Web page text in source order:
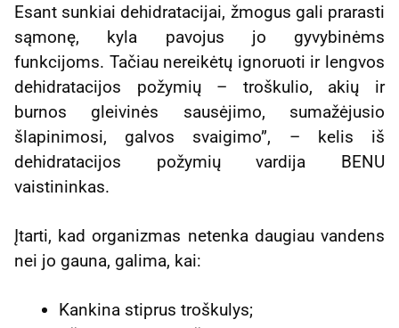
Esant sunkiai dehidratacijai, žmogus gali prarasti
sąmonę, kyla pavojus jo gyvybinėms
funkcijoms. Tačiau nereikėtų ignoruoti ir lengvos
dehidratacijos požymių – troškulio, akių ir
burnos gleivinės sausėjimo, sumažėjusio
šlapinimosi, galvos svaigimo”, – kelis iš
dehidratacijos požymių vardija BENU
vaistininkas.
Įtarti, kad organizmas netenka daugiau vandens
nei jo gauna, galima, kai:
Kankina stiprus troškulys;